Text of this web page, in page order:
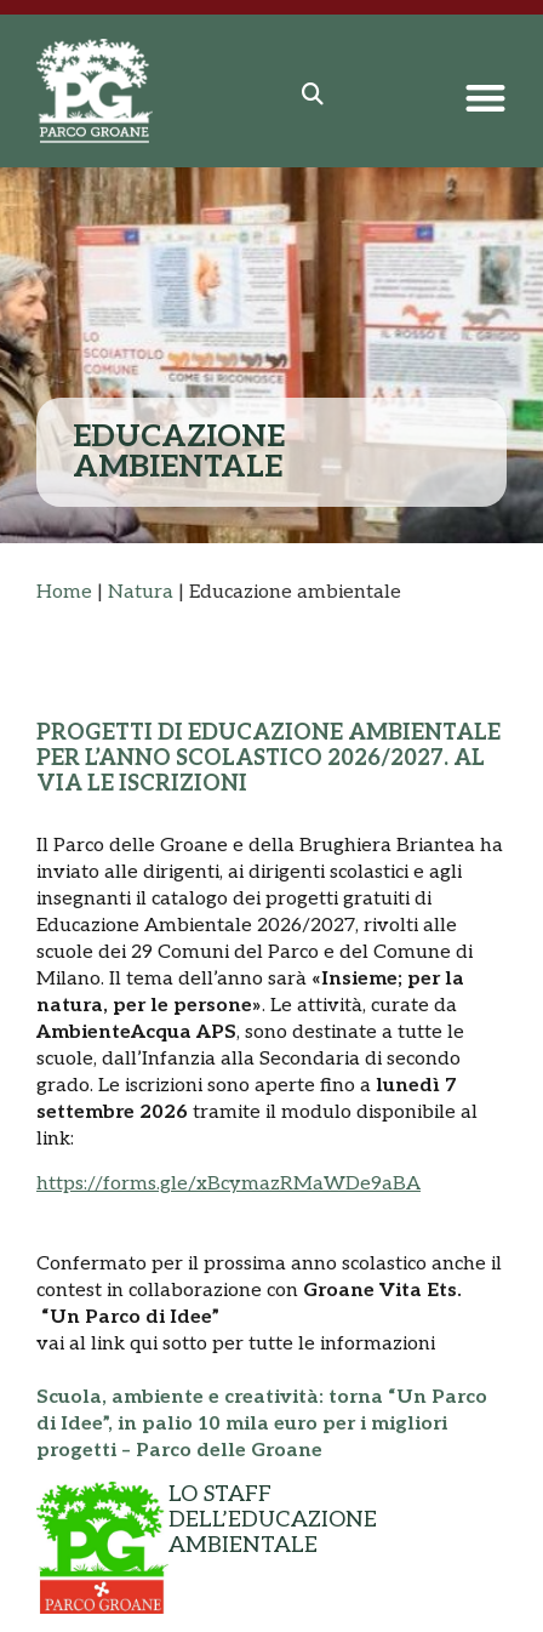
EDUCAZIONE
AMBIENTALE
Home | Natura | Educazione ambientale
PROGETTI DI EDUCAZIONE AMBIENTALE
PER L’ANNO SCOLASTICO 2026/2027. AL
VIA LE ISCRIZIONI
Il Parco delle Groane e della Brughiera Briantea ha
inviato alle dirigenti, ai dirigenti scolastici e agli
insegnanti il catalogo dei progetti gratuiti di
Educazione Ambientale 2026/2027, rivolti alle
scuole dei 29 Comuni del Parco e del Comune di
Milano. Il tema dell’anno sarà «Insieme; per la
natura, per le persone». Le attività, curate da
AmbienteAcqua APS, sono destinate a tutte le
scuole, dall’Infanzia alla Secondaria di secondo
grado. Le iscrizioni sono aperte fino a lunedì 7
settembre 2026 tramite il modulo disponibile al
link:
https://forms.gle/xBcymazRMaWDe9aBA
Confermato per il prossima anno scolastico anche il
contest in collaborazione con Groane Vita Ets.
“Un Parco di Idee”
vai al link qui sotto per tutte le informazioni
Scuola, ambiente e creatività: torna “Un Parco
di Idee”, in palio 10 mila euro per i migliori
progetti – Parco delle Groane
LO STAFF
DELL’EDUCAZIONE
AMBIENTALE